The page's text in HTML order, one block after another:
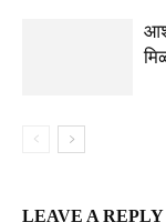
LEAVE A REPLY